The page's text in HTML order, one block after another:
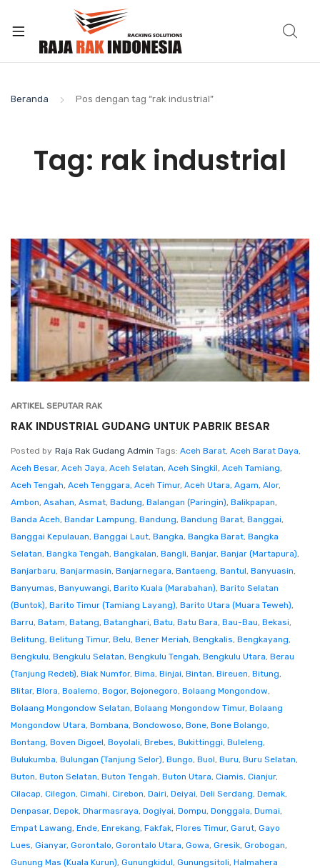
Beranda Pos dengan tag “rak industrial”
Tag: rak industrial
ARTIKEL SEPUTAR RAK
RAK INDUSTRIAL GUDANG UNTUK PABRIK BESAR
Posted by Raja Rak Gudang Admin Tags: Aceh Barat, Aceh Barat Daya,
Aceh Besar, Aceh Jaya, Aceh Selatan, Aceh Singkil, Aceh Tamiang,
Aceh Tengah, Aceh Tenggara, Aceh Timur, Aceh Utara, Agam, Alor,
Ambon, Asahan, Asmat, Badung, Balangan (Paringin), Balikpapan,
Banda Aceh, Bandar Lampung, Bandung, Bandung Barat, Banggai,
Banggai Kepulauan, Banggai Laut, Bangka, Bangka Barat, Bangka
Selatan, Bangka Tengah, Bangkalan, Bangli, Banjar, Banjar (Martapura),
Banjarbaru, Banjarmasin, Banjarnegara, Bantaeng, Bantul, Banyuasin,
Banyumas, Banyuwangi, Barito Kuala (Marabahan), Barito Selatan
(Buntok), Barito Timur (Tamiang Layang), Barito Utara (Muara Teweh),
Barru, Batam, Batang, Batanghari, Batu, Batu Bara, Bau-Bau, Bekasi,
Belitung, Belitung Timur, Belu, Bener Meriah, Bengkalis, Bengkayang,
Bengkulu, Bengkulu Selatan, Bengkulu Tengah, Bengkulu Utara, Berau
(Tanjung Redeb), Biak Numfor, Bima, Binjai, Bintan, Bireuen, Bitung,
Blitar, Blora, Boalemo, Bogor, Bojonegoro, Bolaang Mongondow,
Bolaang Mongondow Selatan, Bolaang Mongondow Timur, Bolaang
Mongondow Utara, Bombana, Bondowoso, Bone, Bone Bolango,
Bontang, Boven Digoel, Boyolali, Brebes, Bukittinggi, Buleleng,
Bulukumba, Bulungan (Tanjung Selor), Bungo, Buol, Buru, Buru Selatan,
Buton, Buton Selatan, Buton Tengah, Buton Utara, Ciamis, Cianjur,
Cilacap, Cilegon, Cimahi, Cirebon, Dairi, Deiyai, Deli Serdang, Demak,
Denpasar, Depok, Dharmasraya, Dogiyai, Dompu, Donggala, Dumai,
Empat Lawang, Ende, Enrekang, Fakfak, Flores Timur, Garut, Gayo
Lues, Gianyar, Gorontalo, Gorontalo Utara, Gowa, Gresik, Grobogan,
Gunung Mas (Kuala Kurun), Gunungkidul, Gunungsitoli, Halmahera